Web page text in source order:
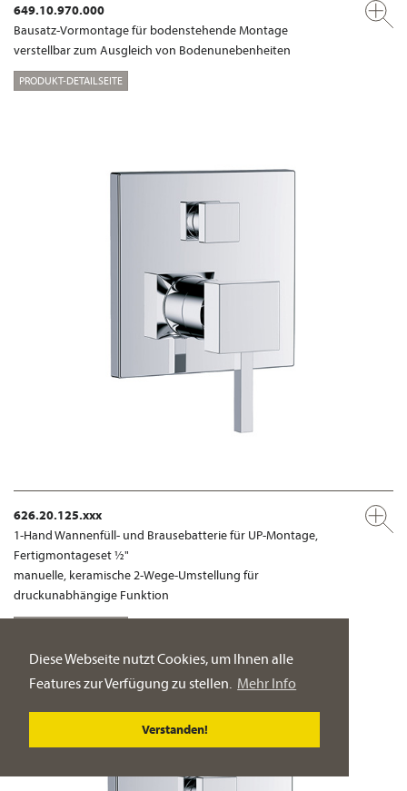
Diese Webseite nutzt Cookies, um Ihnen alle
Features zur Verfügung zu stellen. Mehr Info
Verstanden!
649.10.970.000
Bausatz-Vormontage für bodenstehende Montage
verstellbar zum Ausgleich von Bodenunebenheiten
PRODUKT-DETAILSEITE
626.20.125.xxx
1-Hand Wannenfüll- und Brausebatterie für UP-Montage,
Fertigmontageset ½"
manuelle, keramische 2-Wege-Umstellung für
druckunabhängige Funktion